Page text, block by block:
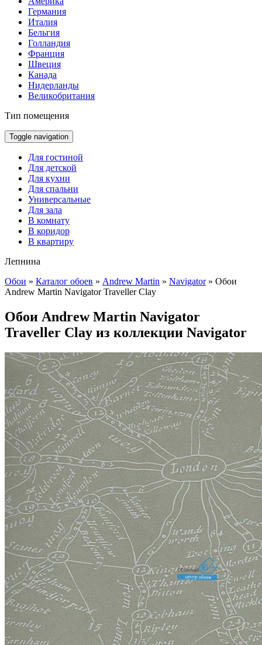
Германия
Италия
Бельгия
Голландия
Франция
Швеция
Канада
Нидерланды
Великобритания
Тип помещения
Toggle navigation
Для гостиной
Для детской
Для кухни
Для спальни
Универсальные
Для зала
В комнату
В коридор
В квартиру
Лепнина
Обои » Каталог обоев » Andrew Martin » Navigator» Обои
Andrew Martin Navigator Traveller Clay
Обои Andrew Martin Navigator
Traveller Clay из коллекции Navigator